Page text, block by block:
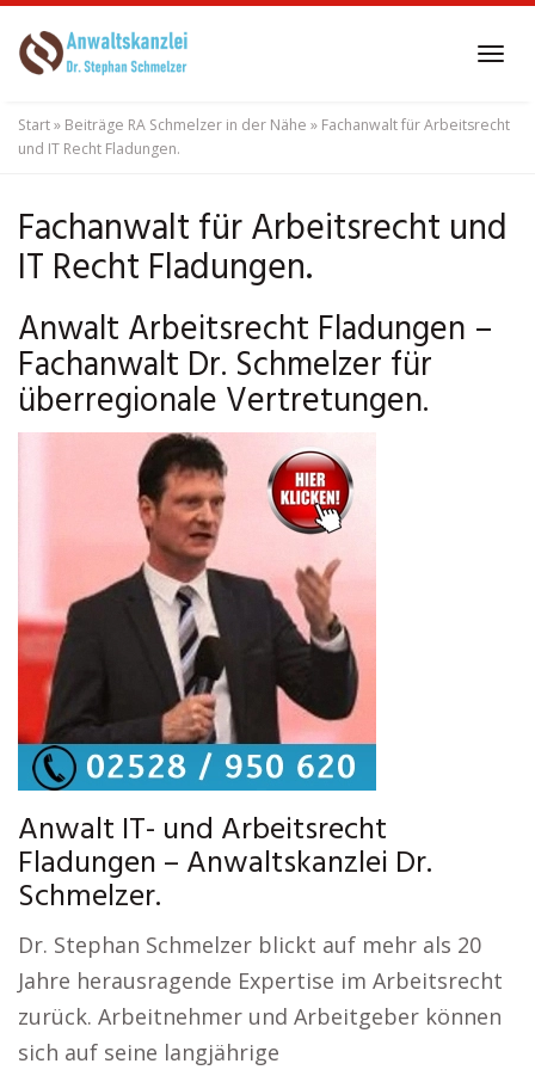
to
content
Start» Beiträge RA Schmelzer in der Nähe » Fachanwalt für Arbeitsrecht
und IT Recht Fladungen.
Fachanwalt für Arbeitsrecht und
IT Recht Fladungen.
Anwalt Arbeitsrecht Fladungen –
Fachanwalt Dr. Schmelzer für
überregionale Vertretungen.
Anwalt IT- und Arbeitsrecht
Fladungen – Anwaltskanzlei Dr.
Schmelzer.
Dr. Stephan Schmelzer blickt auf mehr als 20
Jahre herausragende Expertise im Arbeitsrecht
zurück. Arbeitnehmer und Arbeitgeber können
sich auf seine langjährige